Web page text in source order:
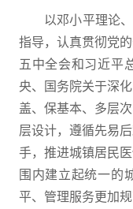
以邓小平理论
指导，认真贯彻党
五中全会和习近平
央、国务院关于深
盖、保基本、多层
层设计，遵循先易
手，推进城镇居民
围内建立起统一的
平、管理服务更加